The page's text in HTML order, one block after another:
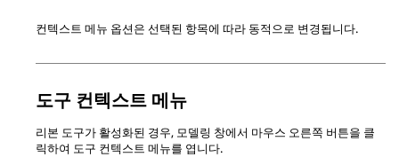
컨텍스트 메뉴 옵션은 선택된 항목에 따라 동적으로 변경됩니다.
도구 컨텍스트 메뉴
리본 도구가 활성화된 경우, 모델링 창에서 마우스 오른쪽 버튼을 클
릭하여 도구 컨텍스트 메뉴를 엽니다.